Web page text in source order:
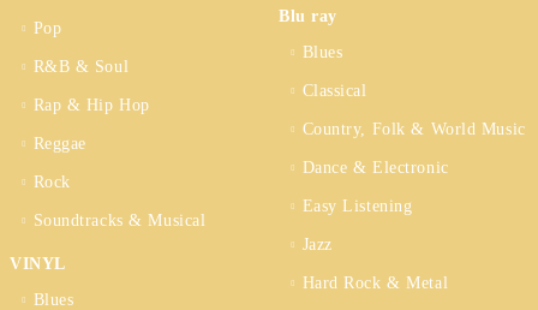
Pop
R&B & Soul
Rap & Hip Hop
Reggae
Rock
Soundtracks & Musical
VINYL
Blues
Blu ray
Blues
Classical
Country, Folk & World Music
Dance & Electronic
Easy Listening
Jazz
Hard Rock & Metal